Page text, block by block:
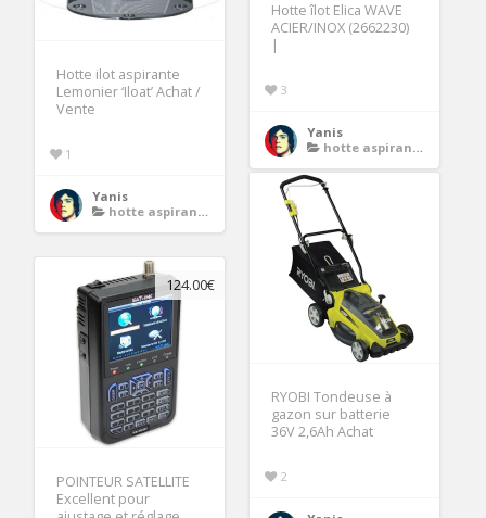
Hotte ilot aspirante
Lemonier ‘Iloat’ Achat /
Vente
1
Yanis
hotte aspirante ilot
Hotte îlot Elica WAVE
ACIER/INOX (2662230)
|
3
Yanis
hotte aspirante ilot
RYOBI Tondeuse à
gazon sur batterie
36V 2,6Ah Achat
2
124.00€
POINTEUR SATELLITE
Excellent pour